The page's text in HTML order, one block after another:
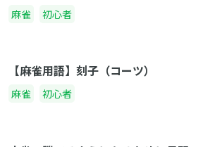
麻雀 初心者
【麻雀用語】刻子（コーツ）
麻雀 初心者